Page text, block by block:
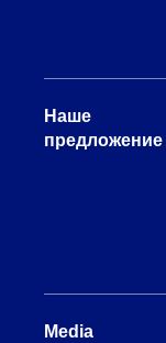
Наше
предложение
Media